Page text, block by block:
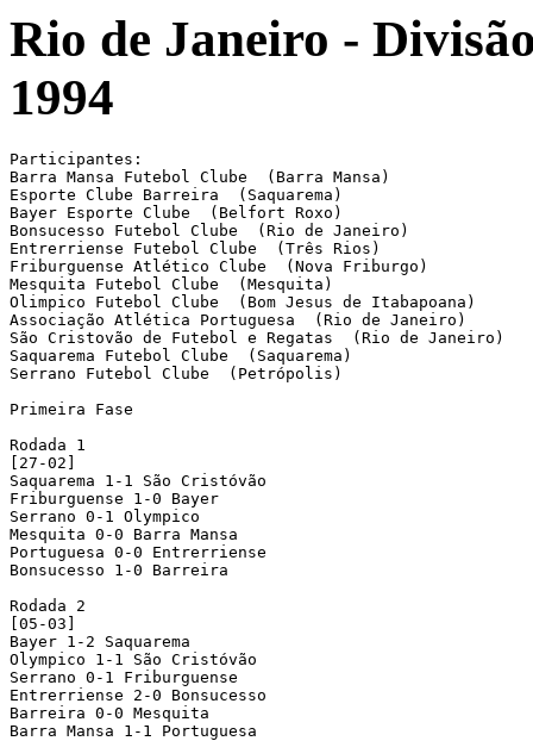
Rio de Janeiro -
1994
Participantes:
Barra Mansa Futebol Clube  (Barra Mansa)
Esporte Clube Barreira  (Saquarema)
Bayer Esporte Clube  (Belfort Roxo)
Bonsucesso Futebol Clube  (Rio de Janeiro)
Entrerriense Futebol Clube  (Três Rios)
Friburguense Atlético Clube  (Nova Friburgo)
Mesquita Futebol Clube  (Mesquita)
Olimpico Futebol Clube  (Bom Jesus de Itabapoana)
Associação Atlética Portuguesa  (Rio de Janeiro)
São Cristovão de Futebol e Regatas  (Rio de Janeiro)
Saquarema Futebol Clube  (Saquarema)
Serrano Futebol Clube  (Petrópolis)
Primeira Fase
Rodada 1
[27-02]
Saquarema 1-1 São Cristóvão
Friburguense 1-0 Bayer
Serrano 0-1 Olympico
Mesquita 0-0 Barra Mansa
Portuguesa 0-0 Entrerriense
Bonsucesso 1-0 Barreira
Rodada 2
[05-03]
Bayer 1-2 Saquarema
Olympico 1-1 São Cristóvão
Serrano 0-1 Friburguense
Entrerriense 2-0 Bonsucesso
Barreira 0-0 Mesquita
Barra Mansa 1-1 Portuguesa